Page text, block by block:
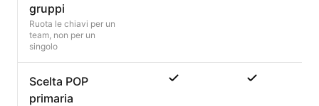
gruppi
Ruota le chiavi per un
team, non per un
singolo
Scelta POP
primaria